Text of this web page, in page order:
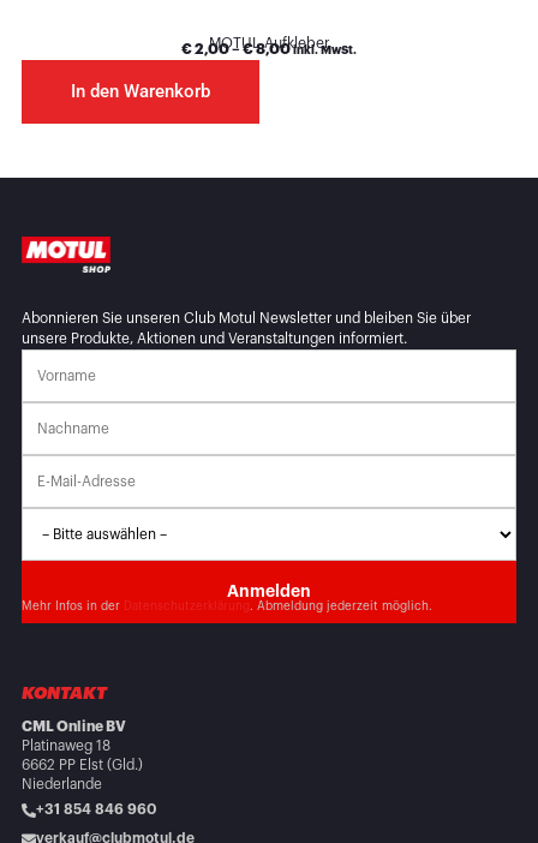
MOTUL Aufkleber
€2,00– €8,00 inkl. MwSt.
In den Warenkorb
Abonnieren Sie unseren Club Motul Newsletter und bleiben Sie über
unsere Produkte, Aktionen und Veranstaltungen informiert.
Mehr Infos in der Datenschutzerklärung . Abmeldung jederzeit möglich.
KONTAKT
CML Online BV
Platinaweg 18
6662 PP Elst (Gld.)
Niederlande
+31 854 846 960
verkauf@clubmotul.de